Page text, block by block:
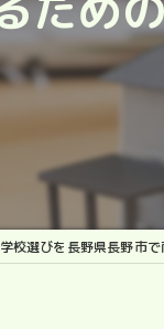
アパート
校選びを長野県長野市